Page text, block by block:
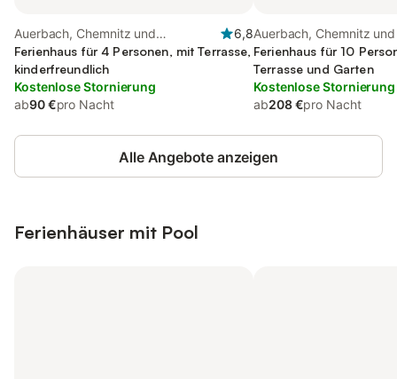
Auerbach, Chemnitz und
Umgebung
6,8
Ferienhaus für 4 Personen, mit Terrasse,
kinderfreundlich
Kostenlose Stornierung
ab90 €pro Nacht
Auerbach, Chemnitz
Ferienhaus für 10
Terrasse und Garten
Kostenlose Stornierung
ab208 €pro Nacht
Alle Angebote anzeigen
Ferienhäuser mit Pool